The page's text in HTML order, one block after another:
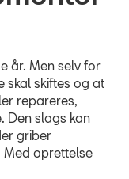
MinSEAT
Klimarens /
Synstjek
år. Men selv for
skal skiftes og at
repareres,
Den slags kan
griber
Med oprettelse